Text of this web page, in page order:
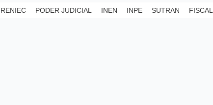
RENIEC PODER JUDICIAL INEN INPE SUTRAN